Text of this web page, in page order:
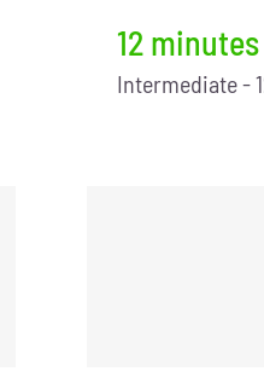
12
Intermediate -